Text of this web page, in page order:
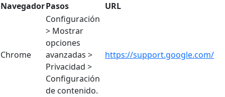
NavegadorPasos URL
Chrome
Configuración
> Mostrar
opciones
avanzadas >
Privacidad >
Configuración
de contenido.
https://support.google.com/